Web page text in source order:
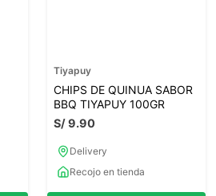
Tiyapuy
CHIPS DE QUINUA SABOR
BBQ TIYAPUY 100GR
S/9.90
Delivery
Recojo en tienda